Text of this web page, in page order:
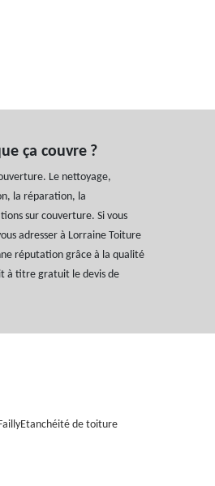
ça couvre ?
Le nettoyage,
la réparation, la
sur couverture. Si vous
adresser à Lorraine Toiture
réputation grâce à la qualité
à titre gratuit le devis de
Etanchéité de toiture